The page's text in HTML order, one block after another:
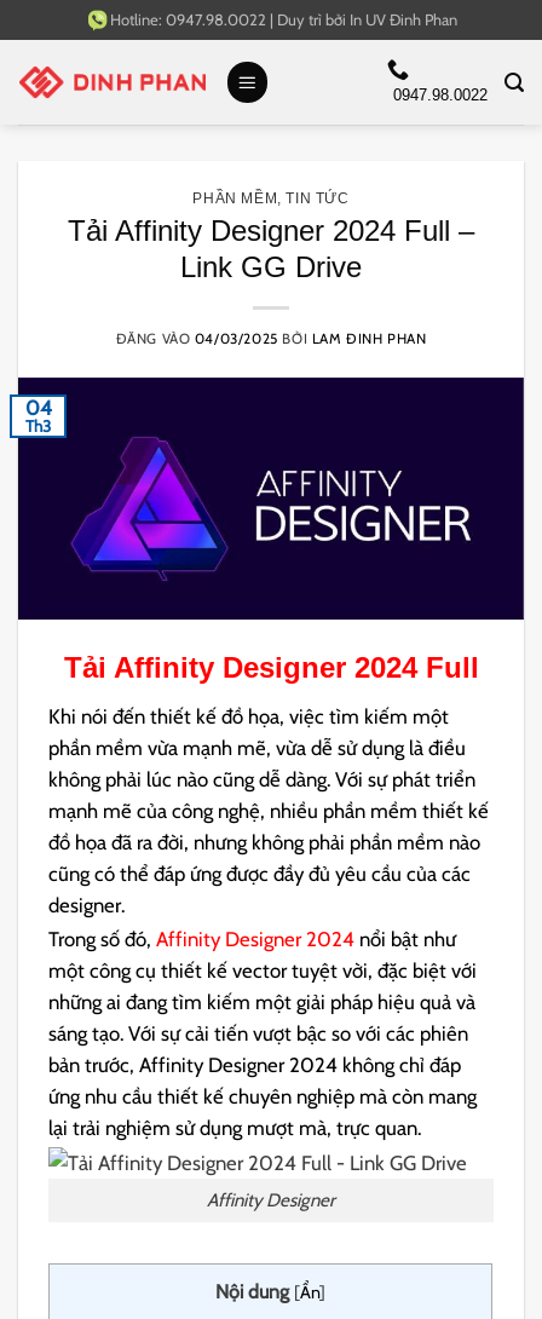
qua
nội
Hotline: 0947.98.0022 | Duy trì bởi In UV Đinh Phan
0947.98.0022
PHẦN MỀM ,TIN TỨC
Tải Affinity Designer 2024 Full –
Link GG Drive
ĐĂNG VÀO 04/03/2025 BỞI LAM ĐINH PHAN
04
Th3
Tải Affinity Designer 2024Full
Khi nói đến thiết kế đồ họa, việc tìm kiếm một
phần mềm vừa mạnh mẽ, vừa dễ sử dụng là điều
không phải lúc nào cũng dễ dàng. Với sự phát triển
mạnh mẽ của công nghệ, nhiều phần mềm thiết kế
đồ họa đã ra đời, nhưng không phải phần mềm nào
cũng có thể đáp ứng được đầy đủ yêu cầu của các
designer.
Trong số đó,Affinity Designer 2024 nổi bật như
một công cụ thiết kế vector tuyệt vời, đặc biệt với
những ai đang tìm kiếm một giải pháp hiệu quả và
sáng tạo. Với sự cải tiến vượt bậc so với các phiên
bản trước, Affinity Designer 2024 không chỉ đáp
ứng nhu cầu thiết kế chuyên nghiệp mà còn mang
lại trải nghiệm sử dụng mượt mà, trực quan.
Affinity Designer
Nội dung [Ẩn]